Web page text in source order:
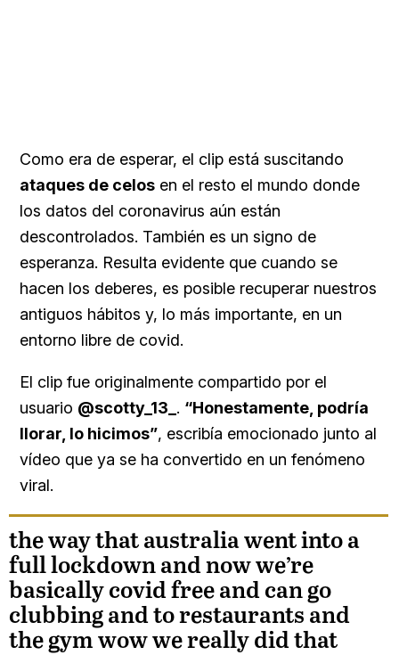
Como era de esperar, el clip está suscitando
ataques de celos en el resto el mundo donde
los datos del coronavirus aún están
descontrolados. También es un signo de
esperanza. Resulta evidente que cuando se
hacen los deberes, es posible recuperar nuestros
antiguos hábitos y, lo más importante, en un
entorno libre de covid.
El clip fue originalmente compartido por el
usuario @scotty_13_ . “Honestamente, podría
llorar, lo hicimos”, escribía emocionado junto al
vídeo que ya se ha convertido en un fenómeno
viral.
the way that australia went into a
full lockdown and now we’re
basically covid free and can go
clubbing and to restaurants and
the gym wow we really did that